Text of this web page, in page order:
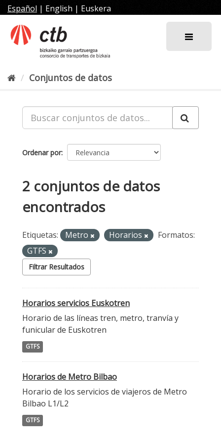
al
contenido
Español | English | Euskera
Conjuntos de datos
Ordenar por
2 conjuntos de datos
encontrados
Etiquetas: Metro Horarios
Formatos:
GTFS
Filtrar Resultados
Horarios servicios Euskotren
Horario de las líneas tren, metro, tranvía y
funicular de Euskotren
GTFS
Horarios de Metro Bilbao
Horario de los servicios de viajeros de Metro
Bilbao L1/L2
GTFS